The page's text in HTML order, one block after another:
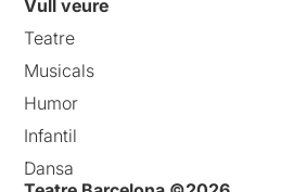
Vull veure
Teatre
Musicals
Humor
Infantil
Dansa